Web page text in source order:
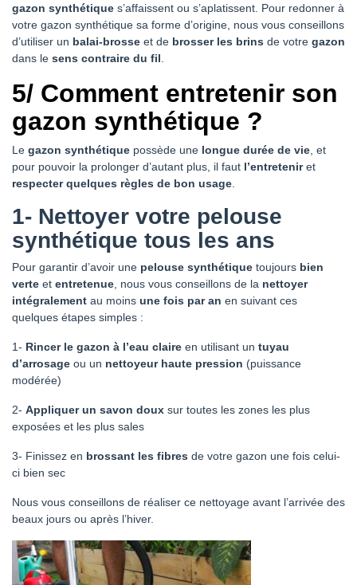
gazon synthétique s’affaissent ou s’aplatissent. Pour redonner à
votre gazon synthétique sa forme d’origine, nous vous conseillons
d’utiliser un balai-brosse et de brosser les brins de votre gazon
dans le sens contraire du fil
5/ Comment entretenir son
gazon synthétique ?
Le gazon synthétique possède une longue durée de vie , et
pour pouvoir la prolonger d’autant plus, il faut l’entreteniret
respecter quelques règles de bon usage
1- Nettoyer votre pelouse
synthétique tous les ans
Pour garantir d’avoir une pelouse synthétique toujours bien
verte et entretenue , nous vous conseillons de la nettoyer
intégralement au moins une fois par an en suivant ces
quelques étapes simples :
1- Rincer le gazon à l’eau claire en utilisant un tuyau
d’arrosage ou un nettoyeur haute pression (puissance
modérée)
2- Appliquer un savon doux sur toutes les zones les plus
exposées et les plus sales
3- Finissez en brossant les fibres de votre gazon une fois celui-
ci bien sec
Nous vous conseillons de réaliser ce nettoyage avant l’arrivée des
beaux jours ou après l’hiver.